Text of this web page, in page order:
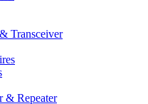
Transceiver
& Repeater